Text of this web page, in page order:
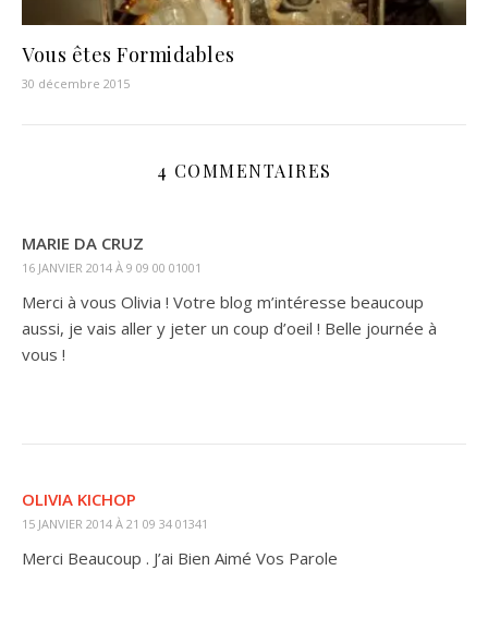
Vous êtes Formidables
30 décembre 2015
4 COMMENTAIRES
MARIE DA CRUZ
16 JANVIER 2014 À 9 09 00 01001
Merci à vous Olivia ! Votre blog m’intéresse beaucoup
aussi, je vais aller y jeter un coup d’oeil ! Belle journée à
vous !
OLIVIA KICHOP
15 JANVIER 2014 À 21 09 34 01341
Merci Beaucoup . J’ai Bien Aimé Vos Parole